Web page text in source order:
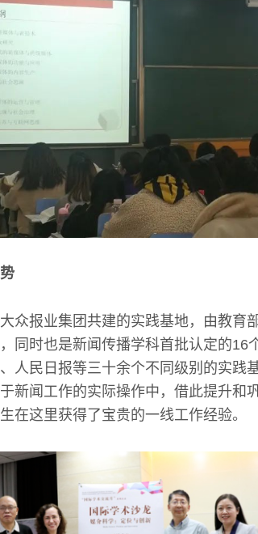
众报业集团共建的实践基地，由教育
同时也是新闻传播学科首批认定的16
人民日报等三十余个不同级别的实践
新闻工作的实际操作中，借此提升和
在这里获得了宝贵的一线工作经验。